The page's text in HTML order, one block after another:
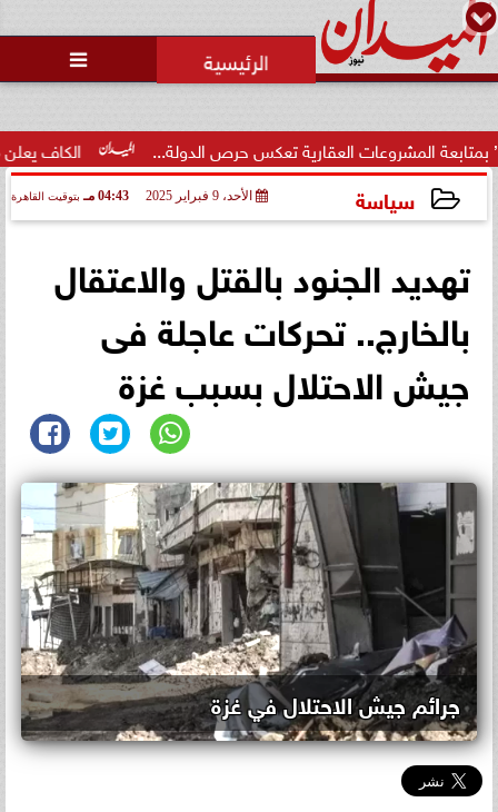

الكاف يعلن موعد ومكان كأس العقارية تعكس حرص الدولة...
سياسة الأحد، 9 فبراير 2025 04:43 مـ بتوقيت القاهرة
تهديد الجنود بالقتل والاعتقال
بالخارج.. تحركات عاجلة فى
جيش الاحتلال بسبب غزة
جرائم جيش الاحتلال في غزة